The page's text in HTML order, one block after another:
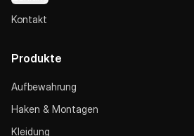
Kontakt
Produkte
Aufbewahrung
Haken & Montagen
Kleidung